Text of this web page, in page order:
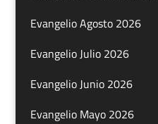
Evangelio Agosto 2026
Evangelio Julio 2026
Evangelio Junio 2026
Evangelio Mayo 2026